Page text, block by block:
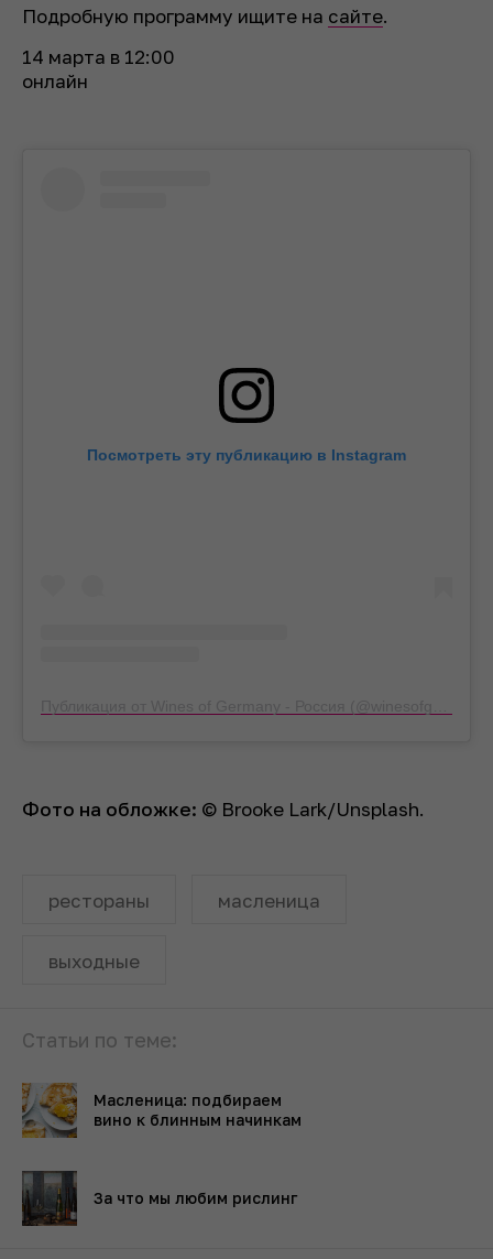
Подробную программу ищите на сайте.
14 марта в 12:00
онлайн
Посмотреть эту публикацию в Instagram
Фото на обложке: © Brooke Lark/Unsplash.
рестораны масленица
выходные
Статьи по теме:
Масленица: подбираем
вино к блинным начинкам
За что мы любим рислинг